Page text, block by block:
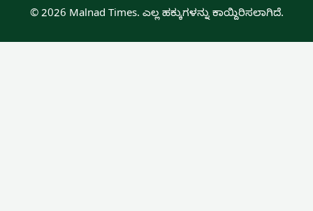
© 2026 Malnad Times. ಎಲ್ಲ ಹಕ್ಕುಗಳನ್ನು ಕಾಯ್ದಿರಿಸಲಾಗಿದೆ.